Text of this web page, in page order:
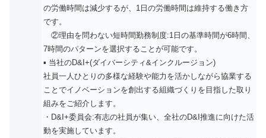
の労働時間は減少するが、1日の労働時間は維持する働き方
です。
②理由を問わない短時間勤務制度:1日の基準時間が6時間、
7時間のパターンを選択することが可能です。
▪️ 当社のD&I+(ダイバーシティ&インクルージョン)
社員一人ひとりの多様な経験や能力を活かしながら協業する
ことでイノベーションを創出する組織づくりを目指した取り
組みをご紹介します。
・D&I+委員会:有志の社員が集い、全社のD&I推進に向けた活
動を実施しています。